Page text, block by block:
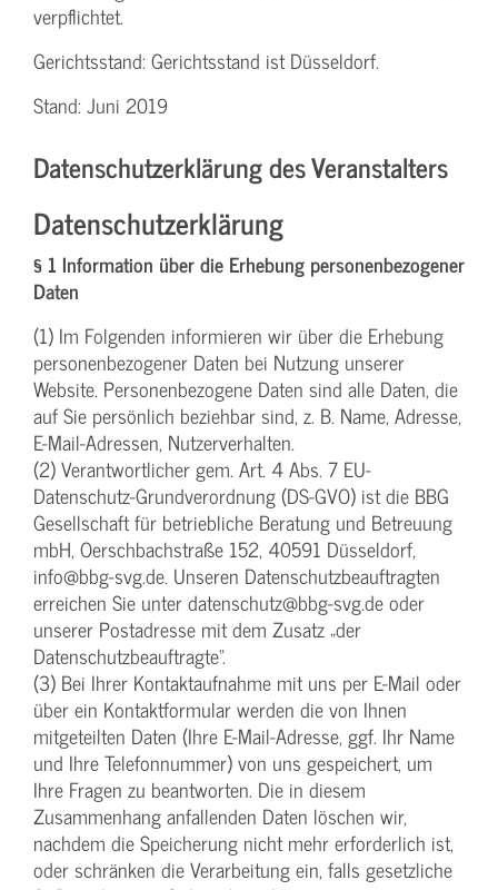
verpflichtet.
Gerichtsstand: Gerichtsstand ist Düsseldorf.
Stand: Juni 2019
Datenschutzerklärung des Veranstalters
Datenschutzerklärung
§ 1 Information über die Erhebung personenbezogener
Daten
(1) Im Folgenden informieren wir über die Erhebung
personenbezogener Daten bei Nutzung unserer
Website. Personenbezogene Daten sind alle Daten, die
auf Sie persönlich beziehbar sind, z. B. Name, Adresse,
E-Mail-Adressen, Nutzerverhalten.
(2) Verantwortlicher gem. Art. 4 Abs. 7 EU-
Datenschutz-Grundverordnung (DS-GVO) ist die BBG
Gesellschaft für betriebliche Beratung und Betreuung
mbH, Oerschbachstraße 152, 40591 Düsseldorf,
info@bbg-svg.de. Unseren Datenschutzbeauftragten
erreichen Sie unter datenschutz@bbg-svg.de oder
unserer Postadresse mit dem Zusatz „der
Datenschutzbeauftragte“.
(3) Bei Ihrer Kontaktaufnahme mit uns per E-Mail oder
über ein Kontaktformular werden die von Ihnen
mitgeteilten Daten (Ihre E-Mail-Adresse, ggf. Ihr Name
und Ihre Telefonnummer) von uns gespeichert, um
Ihre Fragen zu beantworten. Die in diesem
Zusammenhang anfallenden Daten löschen wir,
nachdem die Speicherung nicht mehr erforderlich ist,
oder schränken die Verarbeitung ein, falls gesetzliche